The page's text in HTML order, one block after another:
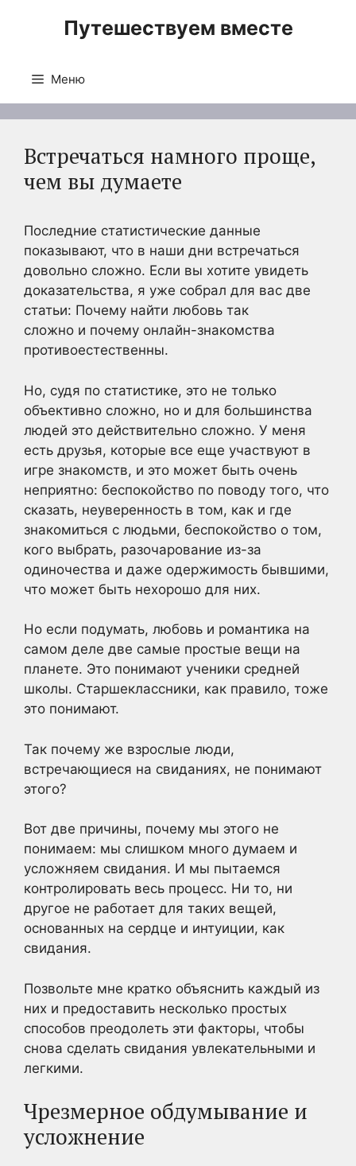
Путешествуем вместе
Меню
Встречаться намного проще,
чем вы думаете
Последние статистические данные
показывают, что в наши дни встречаться
довольно сложно. Если вы хотите увидеть
доказательства, я уже собрал для вас две
статьи: Почему найти любовь так
сложно и почему онлайн-знакомства
противоестественны.
Но, судя по статистике, это не только
объективно сложно, но и для большинства
людей это действительно сложно. У меня
есть друзья, которые все еще участвуют в
игре знакомств, и это может быть очень
неприятно: беспокойство по поводу того, что
сказать, неуверенность в том, как и где
знакомиться с людьми, беспокойство о том,
кого выбрать, разочарование из-за
одиночества и даже одержимость бывшими,
что может быть нехорошо для них.
Но если подумать, любовь и романтика на
самом деле две самые простые вещи на
планете. Это понимают ученики средней
школы. Старшеклассники, как правило, тоже
это понимают.
Так почему же взрослые люди,
встречающиеся на свиданиях, не понимают
этого?
Вот две причины, почему мы этого не
понимаем: мы слишком много думаем и
усложняем свидания. И мы пытаемся
контролировать весь процесс. Ни то, ни
другое не работает для таких вещей,
основанных на сердце и интуиции, как
свидания.
Позвольте мне кратко объяснить каждый из
них и предоставить несколько простых
способов преодолеть эти факторы, чтобы
снова сделать свидания увлекательными и
легкими.
Чрезмерное обдумывание и
усложнение